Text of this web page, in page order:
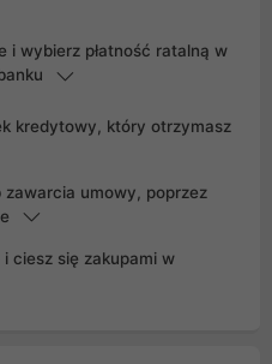
i wybierz płatność ratalną w
kredytowy, który otrzymasz
zawarcia umowy, poprzez
ciesz się zakupami w